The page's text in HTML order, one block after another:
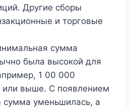
Другие сборы
и торговые
сумма
была высокой для
1 00 000
выше. С появлением
сумма уменьшилась, а